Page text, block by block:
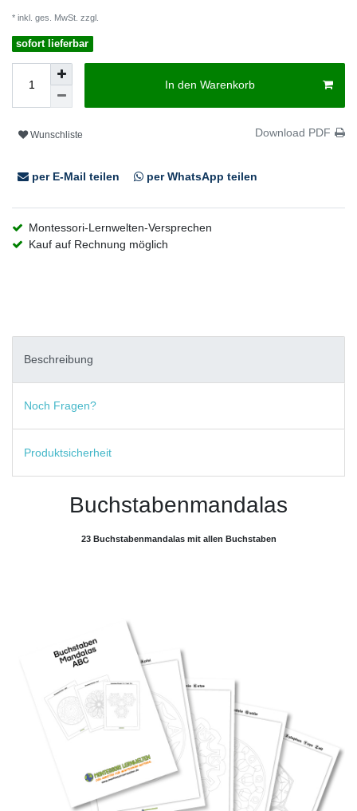
* inkl. ges. MwSt. zzgl.
sofort lieferbar
In den Warenkorb
Wunschliste Download PDF
per E-Mail teilen per WhatsApp teilen
Montessori-Lernwelten-Versprechen
Kauf auf Rechnung möglich
Beschreibung
Noch Fragen?
Produktsicherheit
Buchstabenmandalas
23 Buchstabenmandalas mit allen Buchstaben